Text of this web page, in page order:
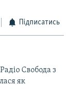
Підписатись
Свобода з
як